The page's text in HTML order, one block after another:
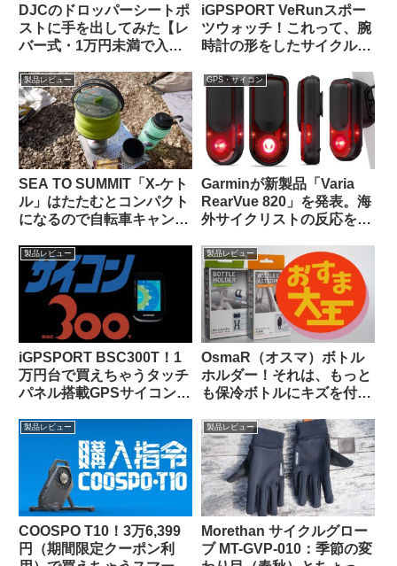
DJCのドロッパーシートポ
ストに手を出してみた【レ
バー式・1万円未満で入門
iGPSPORT VeRunスポー
ツウォッチ！これって、腕
時計の形をしたサイクルコ
製品レビュー
SEA TO SUMMIT「X-ケト
ル」はたたむとコンパクト
になるので自転車キャンツ
ン
GPS・サイコン
Garminが新製品「Varia
RearVue 820」を発表。海
外サイクリストの反応を観
製品レビュー
iGPSPORT BSC300T！1
万円台で買えちゃうタッチ
パネル搭載GPSサイコンっ
製品レビュー
OsmaR（オスマ）ボトル
ホルダー！それは、もっと
も保冷ボトルにキズを付け
ダー（のはず）！！
製品レビュー
COOSPO T10！3万6,399
円（期間限定クーポン利
製品レビュー
Morethan サイクルグロー
ブ MT-GVP-010：季節の変